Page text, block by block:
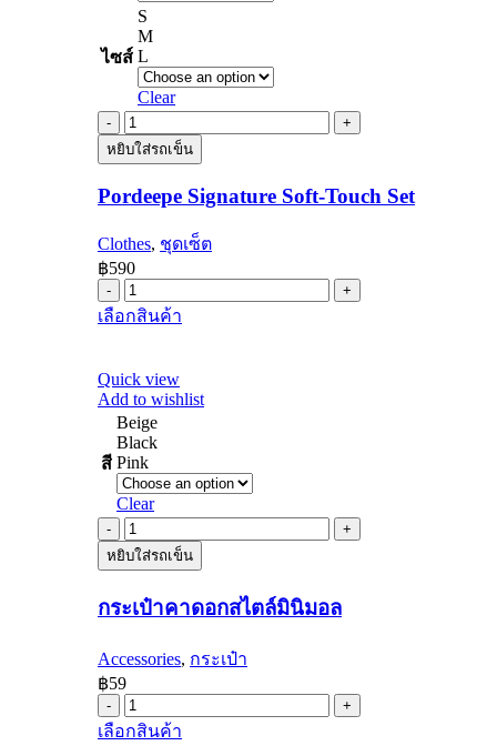
ไซส์
S
M
L
Clear
Pordeepe
Signature
Soft-
Set
หยิบใส่รถเข็น
Pordeepe Signature Soft-Touch Set
Clothes, ชุดเซ็ต
฿590
Pordeepe
Signature
Soft-
quantity
เลือกสินค้า
product
variants.
The
be
chosen
product
page
Quick view
Add to wishlist
สี
Beige
Black
Pink
Clear
กระเป๋า
คาด
สไตล์
นิ
มอล
quantity
หยิบใส่รถเข็น
กระเป๋าคาดอกสไตล์มินิมอล
Accessories, กระเป๋า
฿59
กระเป๋า
คาด
เลือกสินค้า
product